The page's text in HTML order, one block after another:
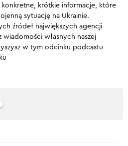
krótkie informacje, które
sytuację na Ukrainie.
źródeł największych agencji
własnych naszej
w tym odcinku podcastu